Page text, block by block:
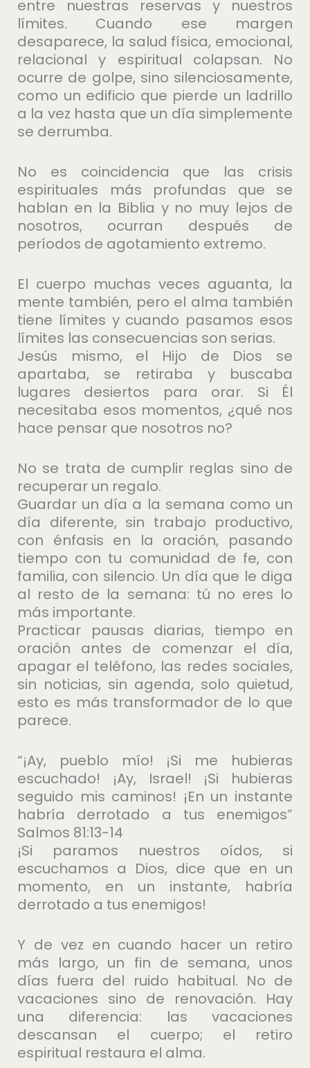
entre nuestras reservas y nuestros
límites. Cuando ese margen
desaparece, la salud física, emocional,
relacional y espiritual colapsan. No
ocurre de golpe, sino silenciosamente,
como un edificio que pierde un ladrillo
a la vez hasta que un día simplemente
se derrumba.
No es coincidencia que las crisis
espirituales más profundas que se
hablan en la Biblia y no muy lejos de
nosotros, ocurran después de
períodos de agotamiento extremo.
El cuerpo muchas veces aguanta, la
mente también, pero el alma también
tiene límites y cuando pasamos esos
límites las consecuencias son serias.
Jesús mismo, el Hijo de Dios se
apartaba, se retiraba y buscaba
lugares desiertos para orar. Si Él
necesitaba esos momentos, ¿qué nos
hace pensar que nosotros no?
No se trata de cumplir reglas sino de
recuperar un regalo.
Guardar un día a la semana como un
día diferente, sin trabajo productivo,
con énfasis en la oración, pasando
tiempo con tu comunidad de fe, con
familia, con silencio. Un día que le diga
al resto de la semana: tú no eres lo
más importante.
Practicar pausas diarias, tiempo en
oración antes de comenzar el día,
apagar el teléfono, las redes sociales,
sin noticias, sin agenda, solo quietud,
esto es más transformador de lo que
parece.
“¡Ay, pueblo mío! ¡Si me hubieras
escuchado! ¡Ay, Israel! ¡Si hubieras
seguido mis caminos! ¡En un instante
habría derrotado a tus enemigos”
Salmos 81:13-14
¡Si paramos nuestros oídos, si
escuchamos a Dios, dice que en un
momento, en un instante, habría
derrotado a tus enemigos!
Y de vez en cuando hacer un retiro
más largo, un fin de semana, unos
días fuera del ruido habitual. No de
vacaciones sino de renovación. Hay
una diferencia: las vacaciones
descansan el cuerpo; el retiro
espiritual restaura el alma.